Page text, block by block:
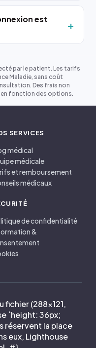
est
par le patient. Les tarifs
Maladie, sans coût
Des frais non
en fonction des options.
SERVICES
médical
médicale
et remboursement
médicaux
de confidentialité
&
fichier (288×121,
`height: 36px;
réservent la place
eux, Lighthouse